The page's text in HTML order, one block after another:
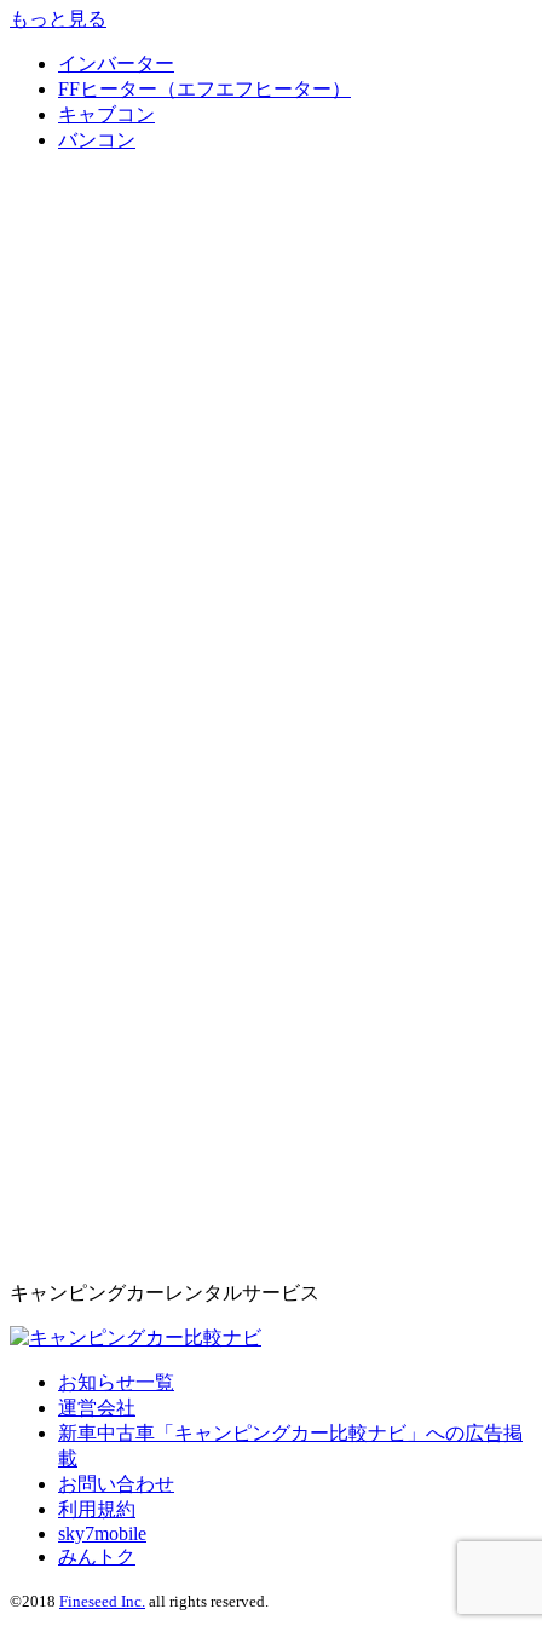
もっと見る
インバーター
FFヒーター（エフエフヒーター）
キャブコン
バンコン
キャンピングカーレンタルサービス
お知らせ一覧
運営会社
新車中古車「キャンピングカー比較ナビ」への広告掲
載
お問い合わせ
利用規約
sky7mobile
みんトク
©2018 Fineseed Inc. all rights reserved.